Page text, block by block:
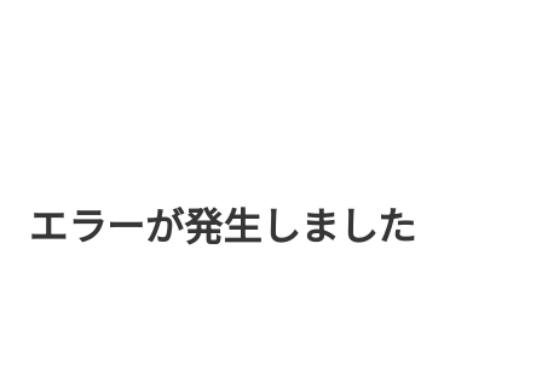
エラーが発生しました